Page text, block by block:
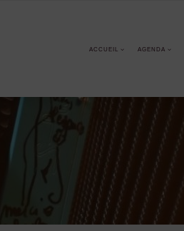
ACCUEIL AGENDA